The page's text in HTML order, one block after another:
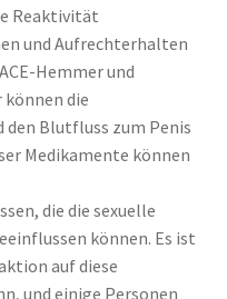
Reaktivität
und Aufrechterhalten
Hemmer und
die
Blutfluss zum Penis
Medikamente können
die die sexuelle
können. Es ist
auf diese
und einige Personen